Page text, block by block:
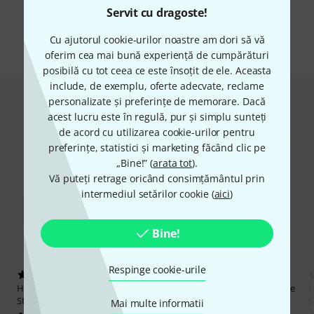
Servit cu dragoste!
Cu ajutorul cookie-urilor noastre am dori să vă
oferim cea mai bună experiență de cumpărături
posibilă cu tot ceea ce este însoțit de ele. Aceasta
include, de exemplu, oferte adecvate, reclame
personalizate și preferințe de memorare. Dacă
acest lucru este în regulă, pur și simplu sunteți
de acord cu utilizarea cookie-urilor pentru
preferințe, statistici și marketing făcând clic pe
„Bine!” (arata tot).
Vă puteți retrage oricând consimțământul prin
intermediul setărilor cookie (aici)
Bine!
Respinge cookie-urile
Mai multe informatii
Toate mărcile
Hot Deals
HOFA
Acoustic Curtain Studio
Std.
Acoustic Curtain Iso white
1.699 lei